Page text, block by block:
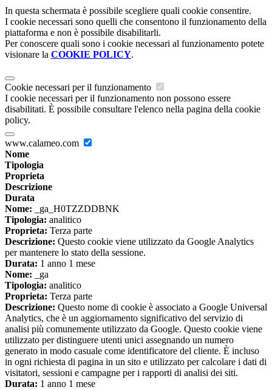
In questa schermata è possibile scegliere quali cookie consentire.
I cookie necessari sono quelli che consentono il funzionamento della
piattaforma e non è possibile disabilitarli.
Per conoscere quali sono i cookie necessari al funzionamento potete
visionare la COOKIE POLICY.
Cookie necessari per il funzionamento
I cookie necessari per il funzionamento non possono essere
disabilitati. È possibile consultare l'elenco nella pagina della cookie
policy.
www.calameo.com
Nome
Tipologia
Proprieta
Descrizione
Durata
Nome: _ga_H0TZZDDBNK
Tipologia: analitico
Proprieta: Terza parte
Descrizione: Questo cookie viene utilizzato da Google Analytics
per mantenere lo stato della sessione.
Durata: 1 anno 1 mese
Nome: _ga
Tipologia: analitico
Proprieta: Terza parte
Descrizione: Questo nome di cookie è associato a Google Universal
Analytics, che è un aggiornamento significativo del servizio di
analisi più comunemente utilizzato da Google. Questo cookie viene
utilizzato per distinguere utenti unici assegnando un numero
generato in modo casuale come identificatore del cliente. È incluso
in ogni richiesta di pagina in un sito e utilizzato per calcolare i dati di
visitatori, sessioni e campagne per i rapporti di analisi dei siti.
Durata: 1 anno 1 mese